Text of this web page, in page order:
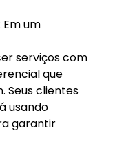
um
serviços com
que
Seus clientes
usando
garantir